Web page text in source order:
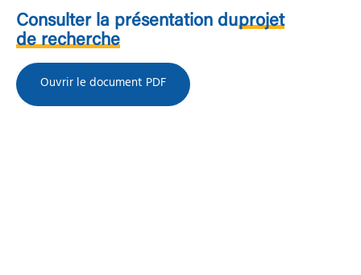
Consulter la présentation duprojet
de recherche
Ouvrir le document PDF